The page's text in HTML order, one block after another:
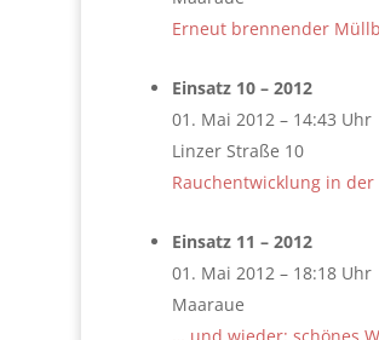
Erneut brennender
Einsatz 10 – 2012
01. Mai 2012 – 14:43 Uhr
Linzer Straße 10
Rauchentwicklung in
Einsatz 11 – 2012
01. Mai 2012 – 18:18 Uhr
Maaraue